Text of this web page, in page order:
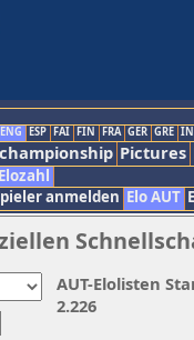
ENG ESP FAI FIN FRA GER GRE
Pictures
anmelden Elo AUT
AUT-Elolisten
2.226